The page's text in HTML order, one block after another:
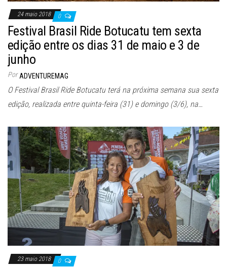
24 maio 2018 0
Festival Brasil Ride Botucatu tem sexta
edição entre os dias 31 de maio e 3 de
junho
Por ADVENTUREMAG
O Festival Brasil Ride Botucatu terá na próxima semana sua sexta
edição, realizada entre quinta-feira (31) e domingo (3/6), na…
23 maio 2018 0